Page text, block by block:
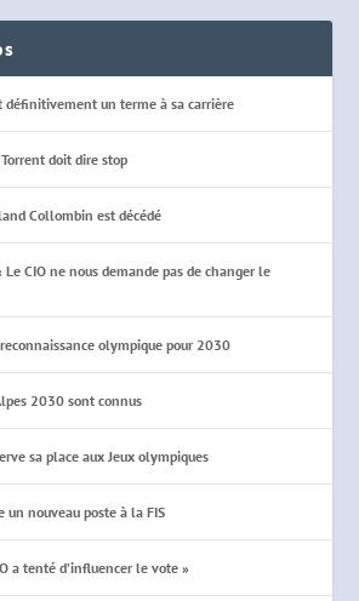
définitivement un terme à sa carrière
doit dire stop
Collombin est décédé
Le CIO ne nous demande pas de changer le
olympique pour 2030
2030 sont connus
sa place aux Jeux olympiques
un nouveau poste à la FIS
a tenté d’influencer le vote »